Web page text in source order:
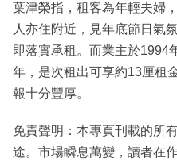
葉津榮指，租客為年輕夫婦
人亦住附近，見年底節日氣
即落實承租。而業主於1994
年，是次租出可享約13厘租
報十分豐厚。
免責聲明：本專頁刊載的所
途。市場瞬息萬變，讀者在